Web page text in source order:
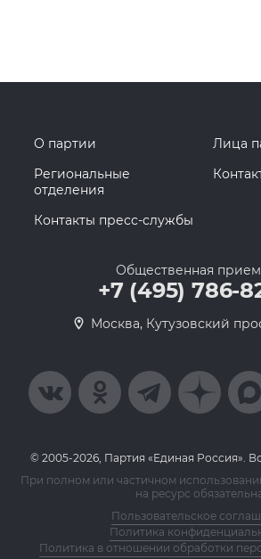
О партии
Лица
Региональные
отделения
Контакты пресс-службы
Общественная
+7 (495) 786-
Москва, Кутузовский
© 2005-2026, Партия «Единая Россия».
При полном или частичном
на ресурс
Пользовательское
Политика
Политика в отношении обработки